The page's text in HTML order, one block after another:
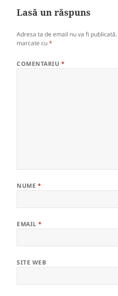
Lasă un răspuns
Adresa ta de email nu va fi publicată.
marcate cu*
COMENTARIU *
NUME *
EMAIL*
SITE WEB